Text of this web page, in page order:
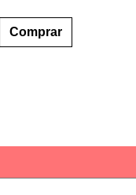
Comprar